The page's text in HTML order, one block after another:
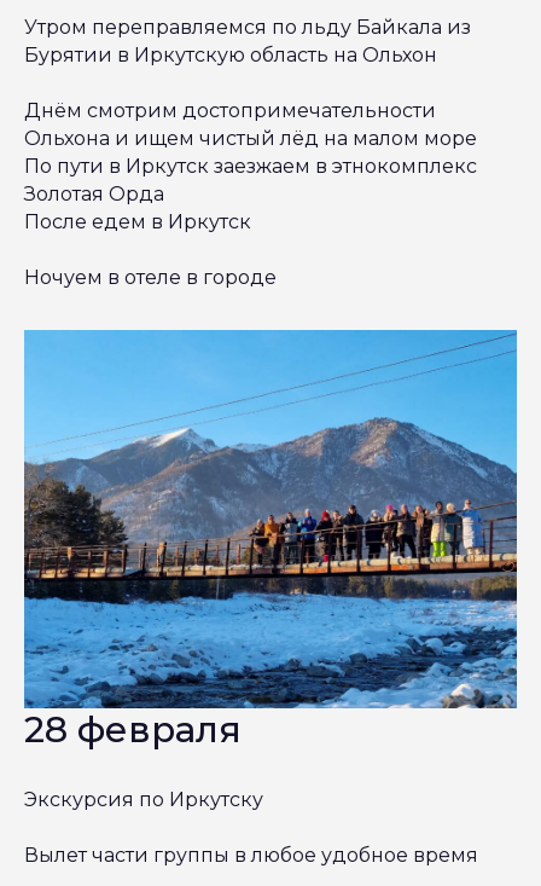
Утром переправляемся по льду Байкала из
Бурятии в Иркутскую область на Ольхон
Днём смотрим достопримечательности
Ольхона и ищем чистый лёд на малом море
По пути в Иркутск заезжаем в этнокомплекс
Золотая Орда
После едем в Иркутск
Ночуем в отеле в городе
28 февраля
Экскурсия по Иркутску
Вылет части группы в любое удобное время